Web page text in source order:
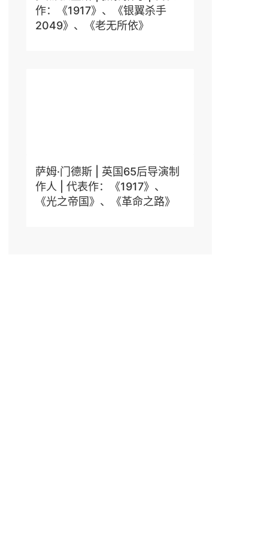
作：《1917》、《银翼杀手
2049》、《老无所依》
萨姆·门德斯 | 英国65后导演制
作人 | 代表作：《1917》、
《光之帝国》、《革命之路》